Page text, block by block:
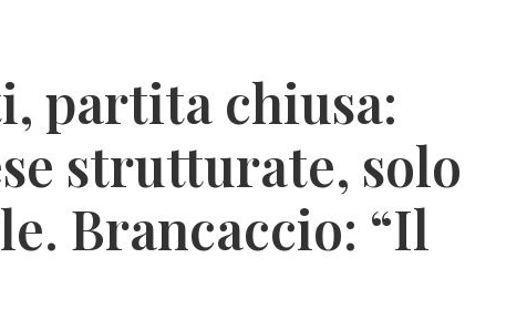
partita chiusa:
strutturate, solo
Brancaccio: “Il